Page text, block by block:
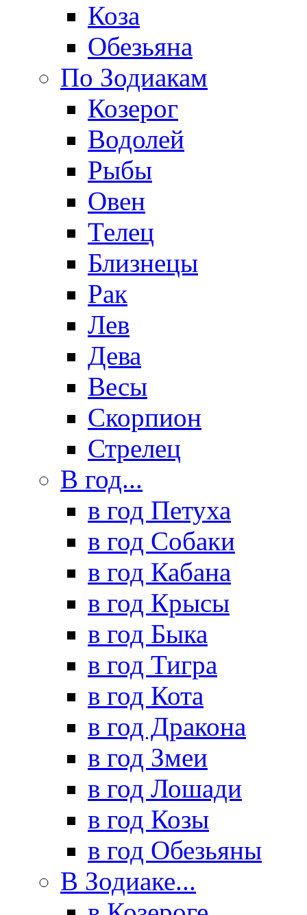
Коза
Обезьяна
По Зодиакам
Козерог
Водолей
Рыбы
Овен
Телец
Близнецы
Рак
Лев
Дева
Весы
Скорпион
Стрелец
В год...
в год Петуха
в год Собаки
в год Кабана
в год Крысы
в год Быка
в год Тигра
в год Кота
в год Дракона
в год Змеи
в год Лошади
в год Козы
в год Обезьяны
В Зодиаке...